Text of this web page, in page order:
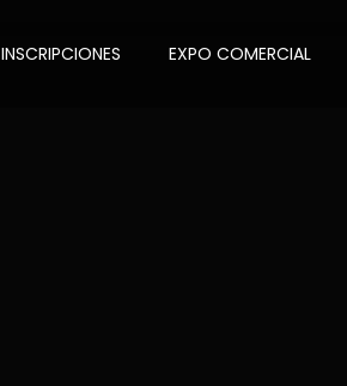
INSCRIPCIONES EXPO COMERCIAL